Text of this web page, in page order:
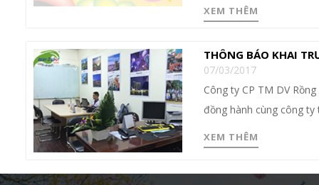
XEM THÊM
THÔNG BÁO KHAI
07/03/2017
Công ty CP TM DV
đồng hành cùng công ty
XEM THÊM